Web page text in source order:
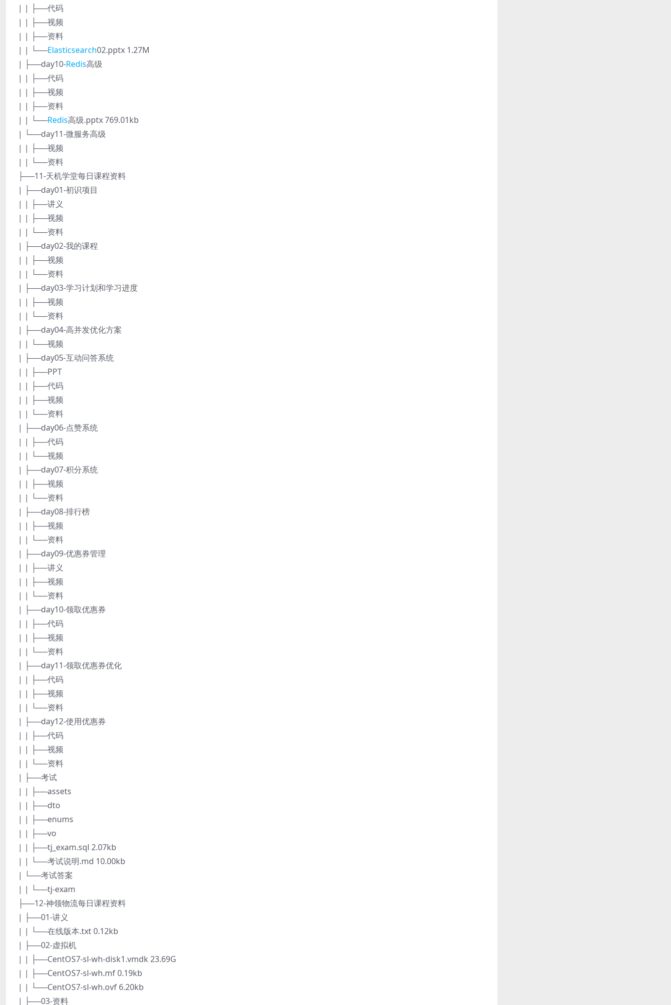
| | ├──代码
| | ├──视频
| | ├──资料
| | └──Elasticsearch02.pptx 1.27M
| ├──day10-Redis高级
| | ├──代码
| | ├──视频
| | ├──资料
| | └──Redis高级.pptx 769.01kb
| └──day11-微服务高级
| | ├──视频
| | └──资料
├──11-天机学堂每日课程资料
| ├──day01-初识项目
| | ├──讲义
| | ├──视频
| | └──资料
| ├──day02-我的课程
| | ├──视频
| | └──资料
| ├──day03-学习计划和学习进度
| | ├──视频
| | └──资料
| ├──day04-高并发优化方案
| | └──视频
| ├──day05-互动问答系统
| | ├──PPT
| | ├──代码
| | ├──视频
| | └──资料
| ├──day06-点赞系统
| | ├──代码
| | └──视频
| ├──day07-积分系统
| | ├──视频
| | └──资料
| ├──day08-排行榜
| | ├──视频
| | └──资料
| ├──day09-优惠券管理
| | ├──讲义
| | ├──视频
| | └──资料
| ├──day10-领取优惠券
| | ├──代码
| | ├──视频
| | └──资料
| ├──day11-领取优惠券优化
| | ├──代码
| | ├──视频
| | └──资料
| ├──day12-使用优惠券
| | ├──代码
| | ├──视频
| | └──资料
| ├──考试
| | ├──assets
| | ├──dto
| | ├──enums
| | ├──vo
| | ├──tj_exam.sql 2.07kb
| | └──考试说明.md 10.00kb
| └──考试答案
| | └──tj-exam
├──12-神领物流每日课程资料
| ├──01-讲义
| | └──在线版本.txt 0.12kb
| ├──02-虚拟机
| | ├──CentOS7-sl-wh-disk1.vmdk 23.69G
| | ├──CentOS7-sl-wh.mf 0.19kb
| | └──CentOS7-sl-wh.ovf 6.20kb
| ├──03-资料